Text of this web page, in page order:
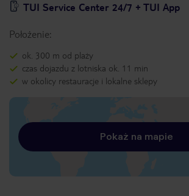
TUI Service Center 24/7 + TUI App
Położenie:
ok. 300 m od plaży
czas dojazdu z lotniska ok. 11 min
w okolicy restauracje i lokalne sklepy
Pokaż na mapie